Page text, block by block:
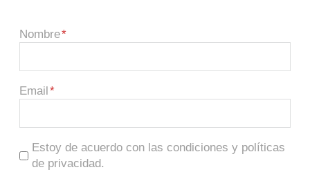
Nombre
Email
Estoy de acuerdo con las condiciones y políticas
de privacidad.